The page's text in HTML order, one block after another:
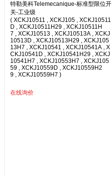
特勒美科Telemecanique-标准型限位开
关-工业级
( XCKJ10511 , XCKJ105 , XCKJ10511
D , XCKJ10511H29 , XCKJ10511H
7 , XCKJ10513 , XCKJ10513A , XCKJ
10513D , XCKJ10513H29 , XCKJ105
13H7 , XCKJ10541 , XCKJ10541A , X
CKJ10541D , XCKJ10541H29 , XCKJ
10541H7 , XCKJ10553H7 , XCKJ105
59 , XCKJ10559D , XCKJ10559H2
9 , XCKJ10559H7 )
在线询价